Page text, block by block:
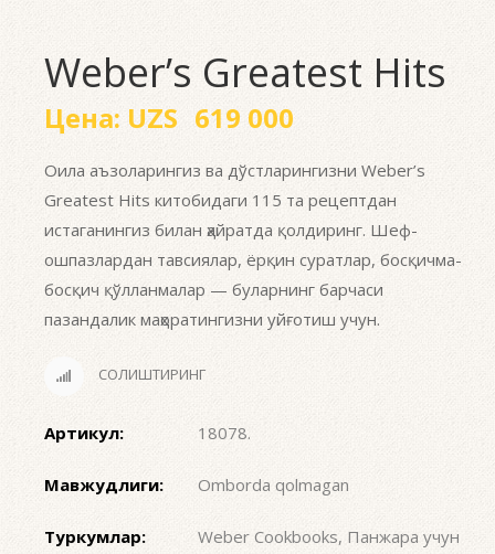
Weber’s Greatest Hits
Цена: UZS 619 000
Оила аъзоларингиз ва дўстларингизни Weber’s
Greatest Hits китобидаги 115 та рецептдан
истаганингиз билан ҳайратда қолдиринг. Шеф-
ошпазлардан тавсиялар, ёрқин суратлар, босқичма-
босқич қўлланмалар — буларнинг барчаси
пазандалик маҳоратингизни уйғотиш учун.
СОЛИШТИРИНГ
Артикул: 18078.
Мавжудлиги: Omborda qolmagan
Туркумлар: Weber Cookbooks, Панжара учун